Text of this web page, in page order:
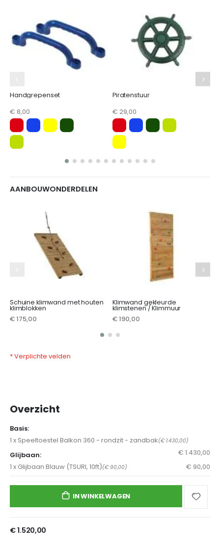
Handgrepenset
€ 8,00
Piratenstuur
€ 29,00
AANBOUWONDERDELEN
Schuine klimwand met houten
klimblokken
€ 175,00
Klimwand gekleurde
klimstenen / Klimmuur
€ 190,00
* Verplichte velden
Overzicht
Basis:
1 x Speeltoestel Balkon 360 - rondzit - zandbak(€ 1.430,00)
€ 1.430,00
Glijbaan:
1 x Glijbaan Blauw (TSURI, 10ft)(€ 90,00)
€ 90,00
-
IN WINKELWAGEN
€ 1.520,00